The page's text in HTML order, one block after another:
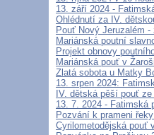
13. září 2024 -
Ohlédnutí za IV.
Pouť Nový Jeruzalém -
Mariánská poutní
Projekt obnovy
Mariánská pouť v
Zlatá sobota u Matky
13. srpen 2024:
IV. dětská pěší pouť
13. 7. 2024 - Fatimská
Pozvání k prameni
Cyrilometodějská pouť